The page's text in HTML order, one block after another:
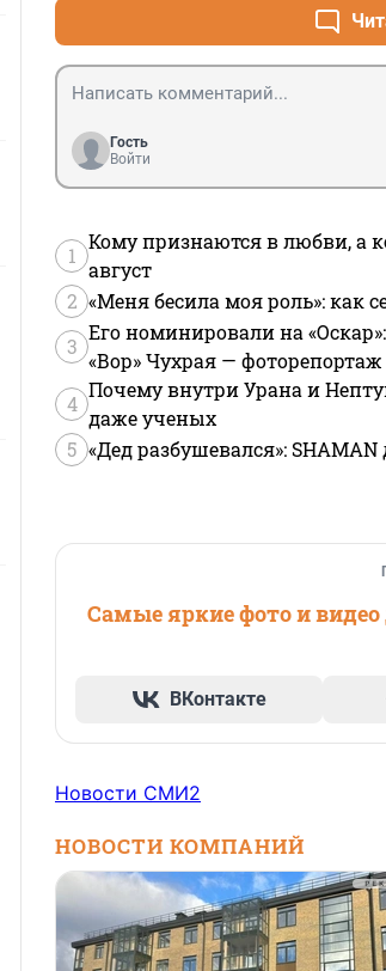
Гость
Войти
1
Кому признаются в любви, а
август
2 «Меня бесила моя роль»: как
3
Его номинировали на
«Вор» Чухрая — фоторепортаж
4
Почему внутри Урана и
даже ученых
5 «Дед разбушевался»:
Самые яркие фото и
ВКонтакте
Новости СМИ2
НОВОСТИ КОМПАНИЙ